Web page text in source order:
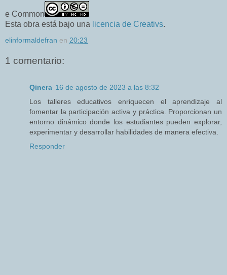
e Common
Esta obra está bajo una licencia de Creativs.
elinformaldefran en 20:23
1 comentario:
Qinera 16 de agosto de 2023 a las 8:32
Los talleres educativos enriquecen el aprendizaje al
fomentar la participación activa y práctica. Proporcionan un
entorno dinámico donde los estudiantes pueden explorar,
experimentar y desarrollar habilidades de manera efectiva.
Responder